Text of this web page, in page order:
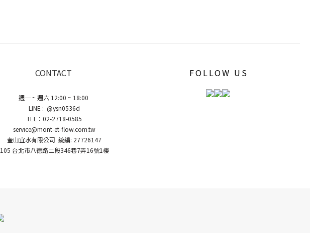
CONTACT
週一 ~ 週六 12:00 ~ 18:00
LINE : @ysn0536d
TEL：02-2718-0585
service@mont-et-flow.com.tw
奎山宜水有限公司 統編: 27726147
105 台北市八德路二段346巷7弄16號1樓
FOLLOW US